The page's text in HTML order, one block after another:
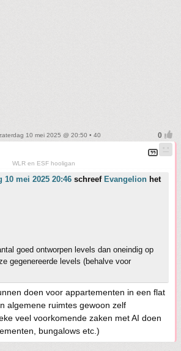
10 mei 2025 @ 20:50 • 40
WLR en ESF hooligan
10 mei 2025 20:46 schreef Evangelion het
goed ontworpen levels dan oneindig op
gegenereerde levels (behalve voor
doen voor appartementen in een flat
algemene ruimtes gewoon zelf
veel voorkomende zaken met AI doen
bungalows etc.)